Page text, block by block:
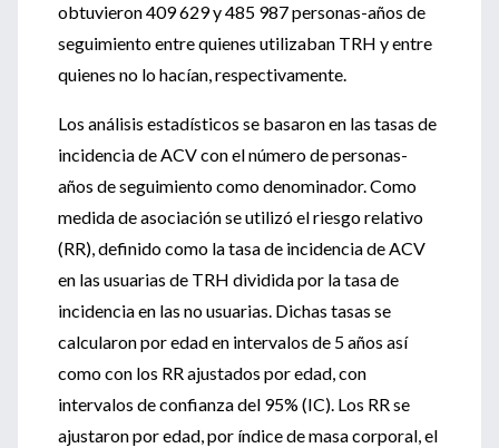
obtuvieron 409 629 y 485 987 personas-años de
seguimiento entre quienes utilizaban TRH y entre
quienes no lo hacían, respectivamente.
Los análisis estadísticos se basaron en las tasas de
incidencia de ACV con el número de personas-
años de seguimiento como denominador. Como
medida de asociación se utilizó el riesgo relativo
(RR), definido como la tasa de incidencia de ACV
en las usuarias de TRH dividida por la tasa de
incidencia en las no usuarias. Dichas tasas se
calcularon por edad en intervalos de 5 años así
como con los RR ajustados por edad, con
intervalos de confianza del 95% (IC). Los RR se
ajustaron por edad, por índice de masa corporal, el